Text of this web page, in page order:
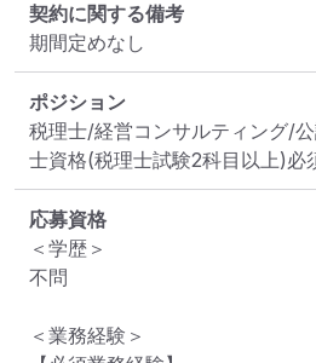
契約に関する備考
期間定めなし
ポジション
税理士/経営コンサルティング/
士資格(税理士試験2科目以上)必
応募資格
＜学歴＞
不問
＜業務経験＞